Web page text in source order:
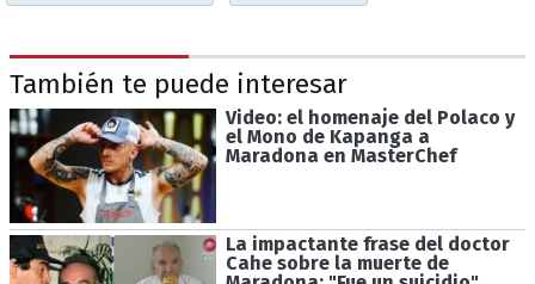
También te puede interesar
Video: el homenaje del Polaco y
el Mono de Kapanga a
Maradona en MasterChef
La impactante frase del doctor
Cahe sobre la muerte de